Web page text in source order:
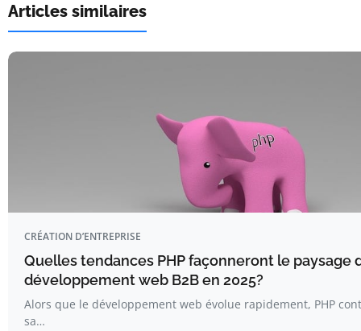
Articles similaires
CRÉATION D’ENTREPRISE
Quelles tendances PHP façonneront le paysage
développement web B2B en 2025?
Alors que le développement web évolue rapidement, PHP
sa…